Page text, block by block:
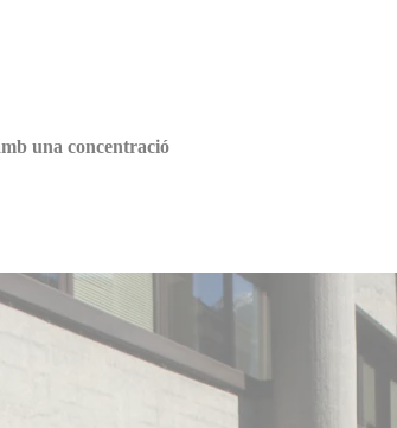
una concentració